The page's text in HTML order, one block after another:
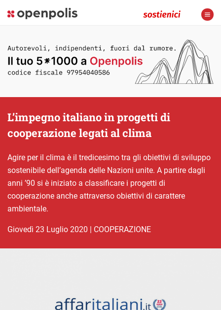
L’impegno italiano in progetti di
cooperazione legati al clima
Agire per il clima è il tredicesimo tra gli obiettivi di sviluppo
sostenibile dell’agenda delle Nazioni unite. A partire dagli
anni ’90 si è iniziato a classificare i progetti di
cooperazione anche attraverso obiettivi di carattere
ambientale.
giovedì 23 Luglio 2020 | COOPERAZIONE